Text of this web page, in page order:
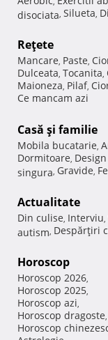
disociata, Silueta,
Reţete
Mancare, Paste,
Dulceata, Tocanita,
Maioneza, Pilaf,
Ce mancam azi
Casă şi familie
Mobila bucatarie,
Dormitoare,
singura, Gravide,
Actualitate
Din culise, Interviu,
autism, Despărţiri
Horoscop
Horoscop 2026,
Horoscop 2025,
Horoscop azi,
Horoscop dragoste,
Horoscop